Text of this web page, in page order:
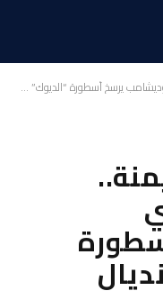
أسطورة “الديوك” في المونديال